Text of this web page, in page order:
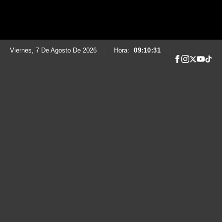
Viernes, 7 De Agosto De 2026 Hora: 09:10:33